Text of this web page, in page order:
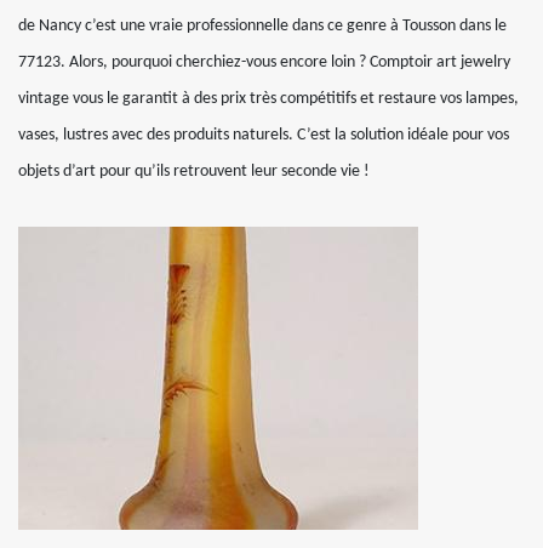
de Nancy c’est une vraie professionnelle dans ce genre à Tousson dans le
77123. Alors, pourquoi cherchiez-vous encore loin ? Comptoir art jewelry
vintage vous le garantit à des prix très compétitifs et restaure vos lampes,
vases, lustres avec des produits naturels. C’est la solution idéale pour vos
objets d’art pour qu’ils retrouvent leur seconde vie !